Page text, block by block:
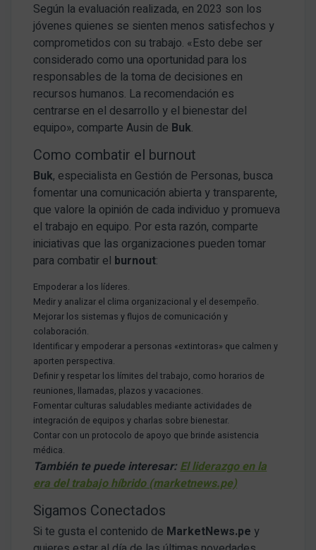
Según la evaluación realizada, en 2023 son los
jóvenes quienes se sienten menos satisfechos y
comprometidos con su trabajo. «Esto debe ser
considerado como una oportunidad para los
responsables de la toma de decisiones en
recursos humanos. La recomendación es
centrarse en el desarrollo y el bienestar del
equipo», comparte Ausin de Buk.
Como combatir el burnout
Buk, especialista en Gestión de Personas, busca
fomentar una comunicación abierta y transparente,
que valore la opinión de cada individuo y promueva
el trabajo en equipo. Por esta razón, comparte
iniciativas que las organizaciones pueden tomar
para combatir el burnout:
Empoderar a los líderes.
Medir y analizar el clima organizacional y el desempeño.
Mejorar los sistemas y flujos de comunicación y
colaboración.
Identificar y empoderar a personas «extintoras» que calmen y
aporten perspectiva.
Definir y respetar los límites del trabajo, como horarios de
reuniones, llamadas, plazos y vacaciones.
Fomentar culturas saludables mediante actividades de
integración de equipos y charlas sobre bienestar.
Contar con un protocolo de apoyo que brinde asistencia
médica.
También te puede interesar:El liderazgo en la
era del trabajo híbrido (marketnews.pe)
Sigamos Conectados
Si te gusta el contenido de MarketNews.pe y